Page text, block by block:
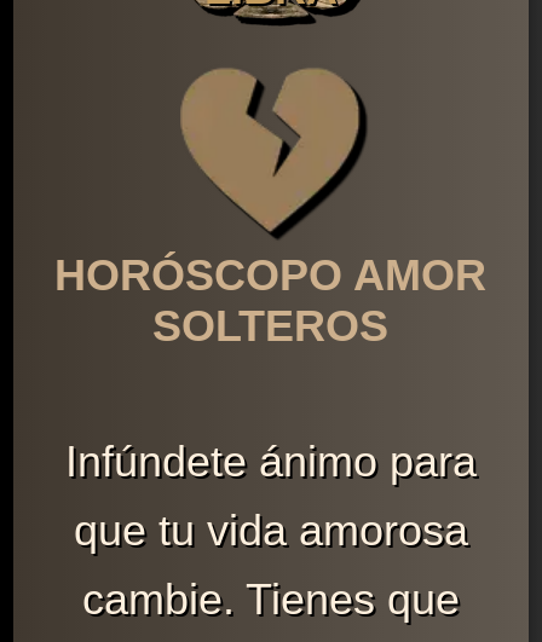
HORÓSCOPO AMOR
SOLTEROS
Infúndete ánimo para
que tu vida amorosa
cambie. Tienes que